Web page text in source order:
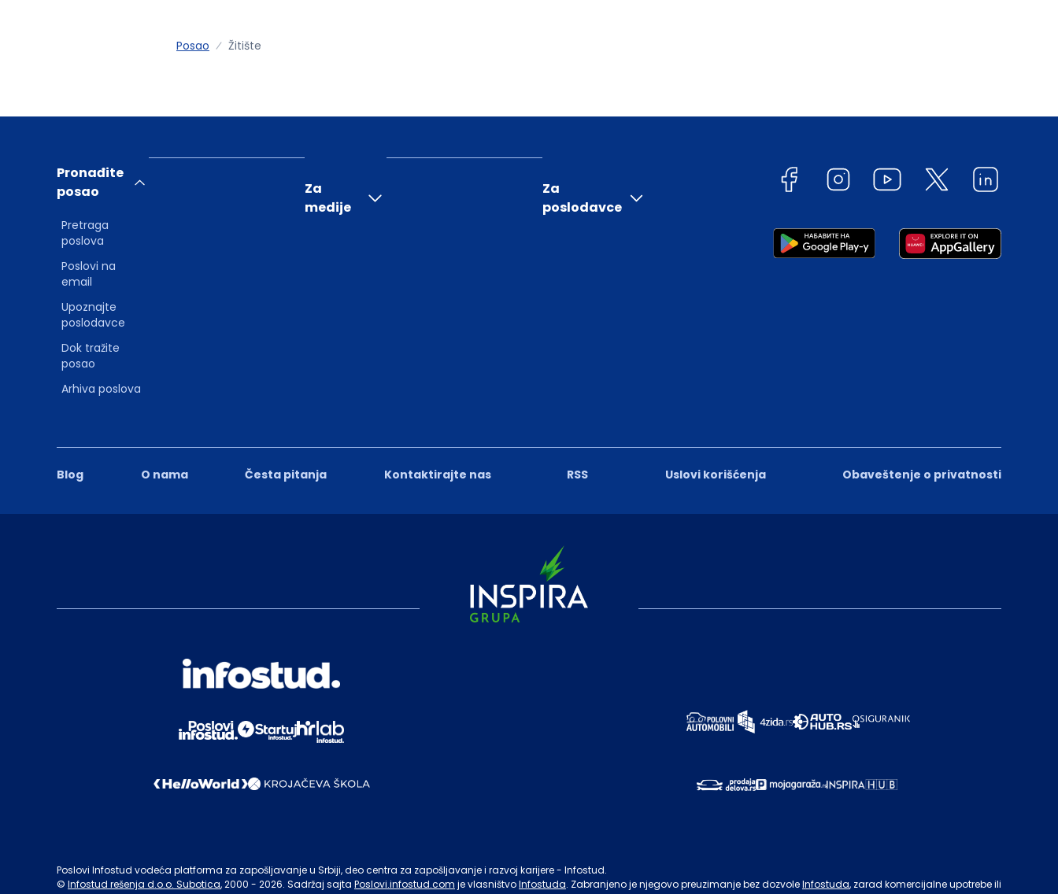
Posao Žitište
Blog O nama Česta pitanja Kontaktirajte nas RSS Uslovi korišćenja Obaveštenje o privatnosti
Pronađite
posao
Pretraga
poslova
Poslovi na
email
Upoznajte
poslodavce
Dok tražite
posao
Arhiva poslova
Za
medije
Za
poslodavce
Poslovi Infostud vodeća platforma za zapošljavanje u Srbiji, deo centra za zapošljavanje i razvoj karijere - Infostud.
© Infostud rešenja d.o.o. Subotica, 2000 - 2026. Sadržaj sajta Poslovi.infostud.com je vlasništvoInfostuda. Zabranjeno je njegovo preuzimanje bez dozvoleInfostuda, zarad komercijalne upotrebe ili